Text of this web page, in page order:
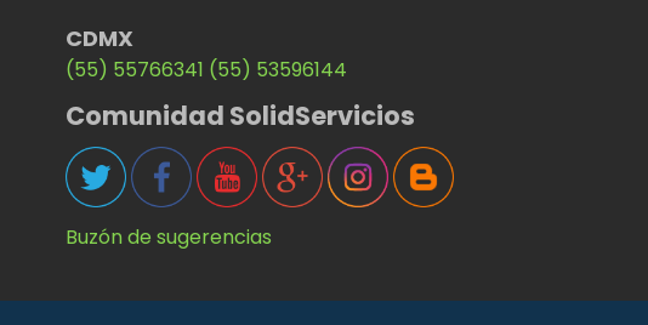
CDMX
(55) 55766341 (55) 53596144
Comunidad SolidServicios
Buzón de sugerencias